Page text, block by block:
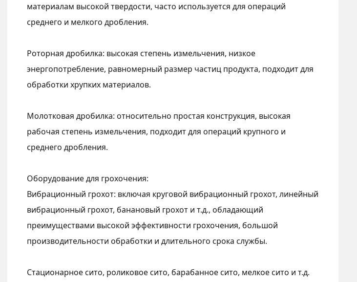
материалам высокой твердости, часто используется для операций
среднего и мелкого дробления.
Роторная дробилка: высокая степень измельчения, низкое
энергопотребление, равномерный размер частиц продукта, подходит для
обработки хрупких материалов.
Молотковая дробилка: относительно простая конструкция, высокая
рабочая степень измельчения, подходит для операций крупного и
среднего дробления.
Оборудование для грохочения:
Вибрационный грохот: включая круговой вибрационный грохот, линейный
вибрационный грохот, банановый грохот и т.д., обладающий
преимуществами высокой эффективности грохочения, большой
производительности обработки и длительного срока службы.
Стационарное сито, роликовое сито, барабанное сито, мелкое сито и т.д.